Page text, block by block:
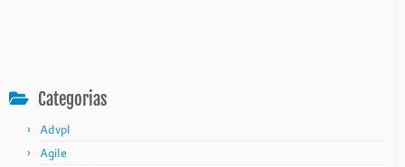
Categorias
Advpl
Agile